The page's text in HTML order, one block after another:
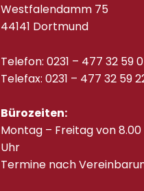
Westfalendamm 75
44141 Dortmund
Telefon: 0231 – 477 32 59 0
Telefax: 0231 – 477 32 59
Bürozeiten:
Montag – Freitag von 8.00
Uhr
Termine nach